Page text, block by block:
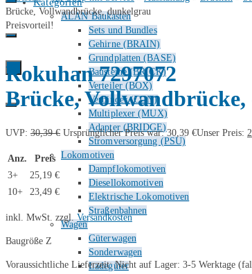
ALAN Baukasten
Sets und Bundles
Gehirne (BRAIN)
Grundplatten (BASE)
Bausteine (BRICK)
Verteiler (BOX)
Verbinder (CON)
Multiplexer (MUX)
Adapter (BRIDGE)
Stromversorgung (PSU)
Lokomotiven
Dampflokomotiven
Diesellokomotiven
Elektrische Lokomotiven
Straßenbahnen
Wagen
Güterwagen
Sonderwagen
Ladegüter
Brücke, Vollwandbrücke, dunkelgrau
Preisvorteil!
Rokuhan 7297072
Brücke,
UVP: 30,39€ Ursprünglicher Preis war: 30,39 €Unser Preis:
Anz.
Preis
3+
25,19 €
10+
23,49 €
inkl. MwSt. zzgl.Versandkosten
Baugröße Z
Voraussichtliche Lieferzeit: Nicht auf Lager: 3-5 Werktage